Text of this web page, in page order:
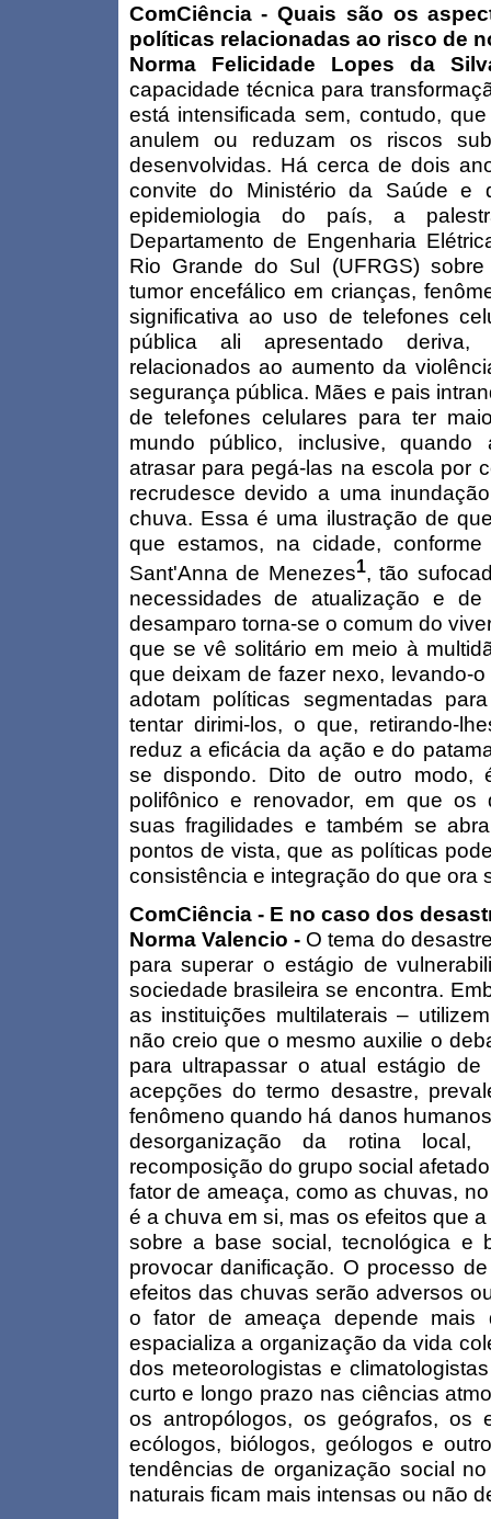
ComCiência - Quais são os
políticas relacionadas ao risco de
Norma Felicidade Lopes da
capacidade técnica para
está intensificada sem, contudo,
anulem ou reduzam os riscos
desenvolvidas. Há cerca de dois
convite do Ministério da Saúde e
epidemiologia do país, a
Departamento de Engenharia
Rio Grande do Sul (UFRGS)
tumor encefálico em crianças,
significativa ao uso de telefones
pública ali apresentado
relacionados ao aumento da
segurança pública. Mães e pais
de telefones celulares para ter
mundo público, inclusive,
atrasar para pegá-las na escola por
recrudesce devido a uma
chuva. Essa é uma ilustração de
que estamos, na cidade,
Sant'Anna de Menezes1, tão
necessidades de atualização e
desamparo torna-se o comum do
que se vê solitário em meio à
que deixam de fazer nexo, levando-
adotam políticas segmentadas
tentar dirimi-los, o que, retirando-
reduz a eficácia da ação e do
se dispondo. Dito de outro modo,
polifônico e renovador, em que os
suas fragilidades e também se
pontos de vista, que as políticas
consistência e integração do que ora
ComCiência - E no caso dos
Norma Valencio - O tema do
para superar o estágio de
sociedade brasileira se encontra.
as instituições multilaterais –
não creio que o mesmo auxilie o
para ultrapassar o atual estágio de
acepções do termo desastre,
fenômeno quando há danos
desorganização da rotina
recomposição do grupo social
fator de ameaça, como as chuvas,
é a chuva em si, mas os efeitos que
sobre a base social, tecnológica e
provocar danificação. O processo
efeitos das chuvas serão adversos
o fator de ameaça depende mais
espacializa a organização da vida
dos meteorologistas e
curto e longo prazo nas ciências
os antropólogos, os geógrafos, os
ecólogos, biólogos, geólogos e
tendências de organização social
naturais ficam mais intensas ou não